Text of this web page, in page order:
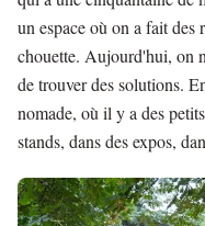
un espace où on a fait
chouette. Aujourd'hui, on
de trouver des solutions.
nomade, où il y a des
stands, dans des expos,